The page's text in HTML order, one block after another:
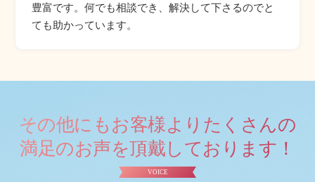
豊富です。何でも相談でき、解決して下さるのでと
ても助かっています。
その他にもお客様よりたくさんの
満足のお声を頂戴しております！
VOICE